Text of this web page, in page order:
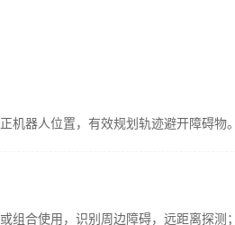
机器人位置，有效规划轨迹避开障碍物。
组合使用，识别周边障碍，远距离探测；